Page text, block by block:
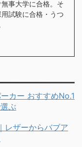
事大学に合格。そ
試験に合格・うつ
カー おすすめNo.1
ぶ
レザーからバブア